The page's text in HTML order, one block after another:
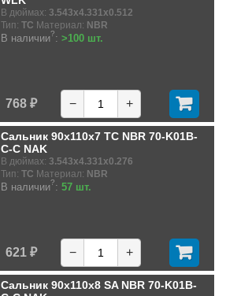
В дюймах: 3.543x4.331x0.512
Тип: TC Материал: NBR
В наличии?: >100 шт.
768 ₽ − +
Сальник 90x110x7 TC NBR 70-K01B-
C-C NAK
В дюймах: 3.543x4.331x0.276
Тип: TC Материал: NBR
В наличии?: 57 шт.
621 ₽ − +
Сальник 90x110x8 SA NBR 70-K01B-